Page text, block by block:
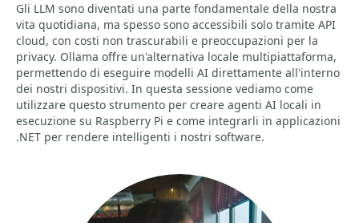
Gli LLM sono diventati una parte fondamentale della nostra
vita quotidiana, ma spesso sono accessibili solo tramite API
cloud, con costi non trascurabili e preoccupazioni per la
privacy. Ollama offre un'alternativa locale multipiattaforma,
permettendo di eseguire modelli AI direttamente all'interno
dei nostri dispositivi. In questa sessione vediamo come
utilizzare questo strumento per creare agenti AI locali in
esecuzione su Raspberry Pi e come integrarli in applicazioni
.NET per rendere intelligenti i nostri software.